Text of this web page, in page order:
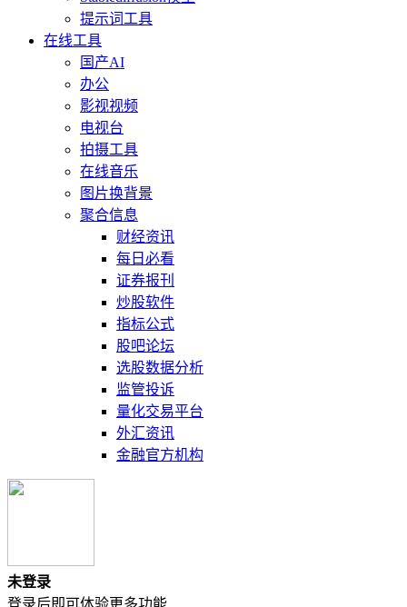
提示词工具
在线工具
国产AI
办公
影视视频
电视台
拍摄工具
在线音乐
图片换背景
聚合信息
财经资讯
每日必看
证券报刊
炒股软件
指标公式
股吧论坛
选股数据分析
监管投诉
量化交易平台
外汇资讯
金融官方机构
未登录
登录后即可体验更多功能